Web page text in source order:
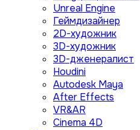
Unreal Engine
Геймдизайнер
2D-художник
3D-художник
3D-дженералист
Houdini
Autodesk Maya
After Effects
VR&AR
Cinema 4D